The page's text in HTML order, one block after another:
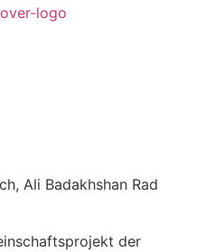
Ali Badakhshan Rad
der